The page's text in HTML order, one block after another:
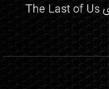
تحلیل فنی و بررسی عملکرد بازی The Last of Us